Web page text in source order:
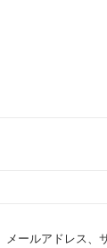
ールアドレス、